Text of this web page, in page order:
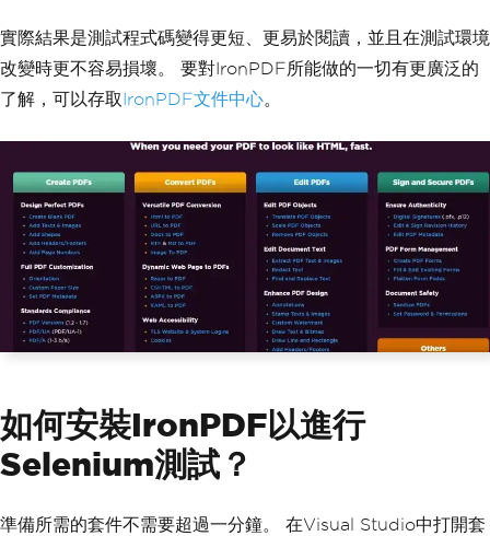
實際結果是測試程式碼變得更短、更易於閱讀，並且在測試環境
改變時更不容易損壞。 要對IronPDF所能做的一切有更廣泛的
了解，可以存取IronPDF文件中心。
如何安裝IronPDF以進行
Selenium測試？
準備所需的套件不需要超過一分鐘。 在Visual Studio中打開套